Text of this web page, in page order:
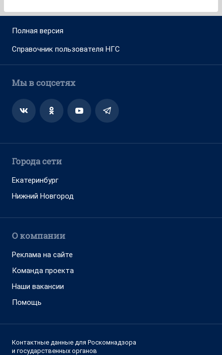
Полная версия
Справочник пользователя НГС
Мы в соцсетях
Города сети
Екатеринбург
Нижний Новгород
О компании
Реклама на сайте
Команда проекта
Наши вакансии
Помощь
Контактные данные для Роскомнадзора
и государственных органов